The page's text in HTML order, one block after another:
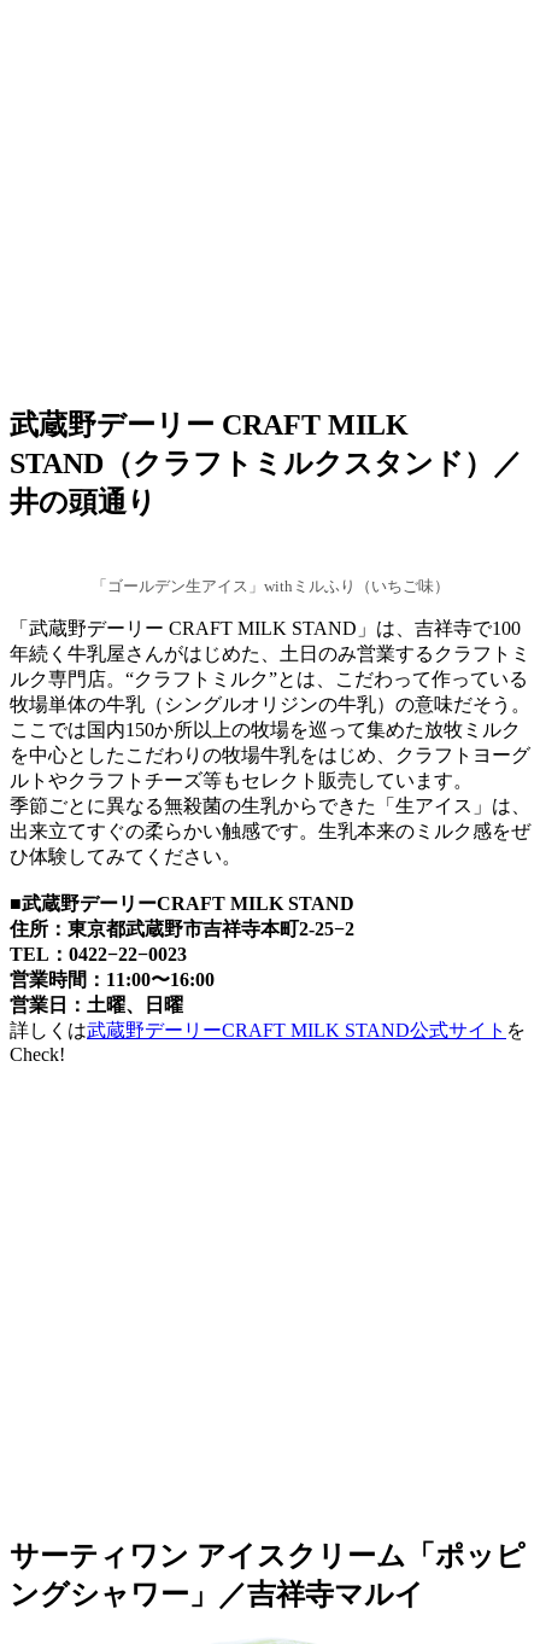
武蔵野デーリー CRAFT MILK
STAND（クラフトミルクスタンド）／
井の頭通り
「ゴールデン生アイス」withミルふり（いちご味）
「武蔵野デーリー CRAFT MILK STAND」は、吉祥寺で100
年続く牛乳屋さんがはじめた、土日のみ営業するクラフトミ
ルク専門店。“クラフトミルク”とは、こだわって作っている
牧場単体の牛乳（シングルオリジンの牛乳）の意味だそう。
ここでは国内150か所以上の牧場を巡って集めた放牧ミルク
を中心としたこだわりの牧場牛乳をはじめ、クラフトヨーグ
ルトやクラフトチーズ等もセレクト販売しています。
季節ごとに異なる無殺菌の生乳からできた「生アイス」は、
出来立てすぐの柔らかい触感です。生乳本来のミルク感をぜ
ひ体験してみてください。
■武蔵野デーリーCRAFT MILK STAND
住所：東京都武蔵野市吉祥寺本町2-25−2
TEL：0422−22−0023
営業時間：11:00〜16:00
営業日：土曜、日曜
詳しくは武蔵野デーリーCRAFT MILK STAND公式サイト を
Check!
サーティワン アイスクリーム「ポッピ
ングシャワー」／吉祥寺マルイ